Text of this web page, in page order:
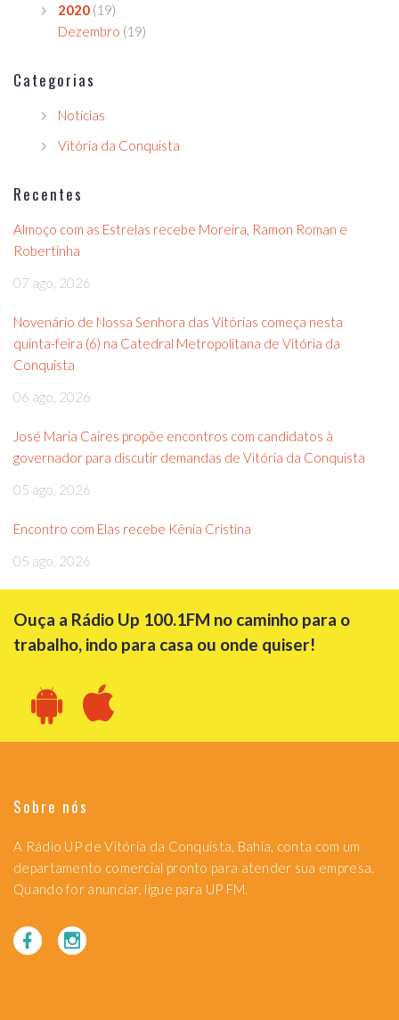
2020 (19)
Dezembro (19)
Categorias
Notícias
Vitória da Conquista
Recentes
Almoço com as Estrelas recebe Moreira, Ramon Roman e
Robertinha
07 ago, 2026
Novenário de Nossa Senhora das Vitórias começa nesta
quinta-feira (6) na Catedral Metropolitana de Vitória da
Conquista
06 ago, 2026
José Maria Caires propõe encontros com candidatos à
governador para discutir demandas de Vitória da Conquista
05 ago, 2026
Encontro com Elas recebe Kênia Cristina
05 ago, 2026
Ouça a Rádio Up 100.1FM no caminho para o
trabalho, indo para casa ou onde quiser!
Sobre nós
A Rádio UP de Vitória da Conquista, Bahia, conta com um
departamento comercial pronto para atender sua empresa.
Quando for anunciar, ligue para UP FM.